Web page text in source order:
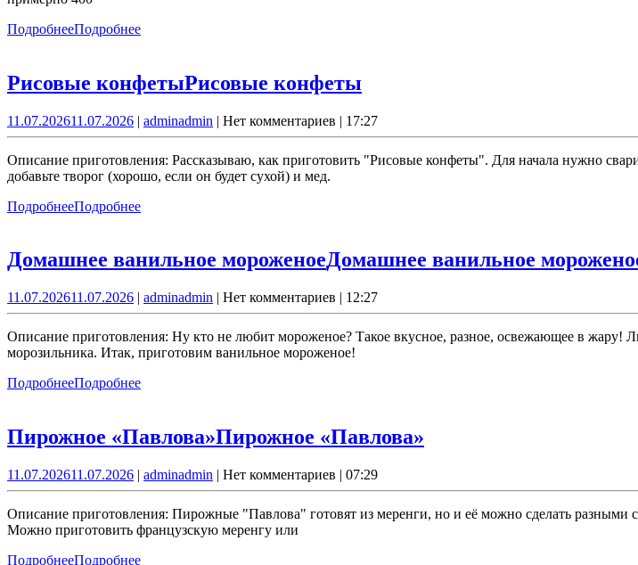
ПодробнееПодробнее
Рисовые конфетыРисовые конфеты
11.07.202611.07.2026 | adminadmin | Нет комментариев | 17:27
Описание приготовления: Рассказываю, как приготовить "Рисовые конфеты". Для начала нужно
добавьте творог (хорошо, если он будет сухой) и мед.
ПодробнееПодробнее
Домашнее ванильное мороженоеДомашнее ванильное
11.07.202611.07.2026 | adminadmin | Нет комментариев | 12:27
Описание приготовления: Ну кто не любит мороженое? Такое вкусное, разное, освежающее в
морозильника. Итак, приготовим ванильное мороженое!
ПодробнееПодробнее
Пирожное «Павлова»Пирожное «Павлова»
11.07.202611.07.2026 | adminadmin | Нет комментариев | 07:29
Описание приготовления: Пирожные "Павлова" готовят из меренги, но и её можно сделать разными
Можно приготовить французскую меренгу или
ПодробнееПодробнее